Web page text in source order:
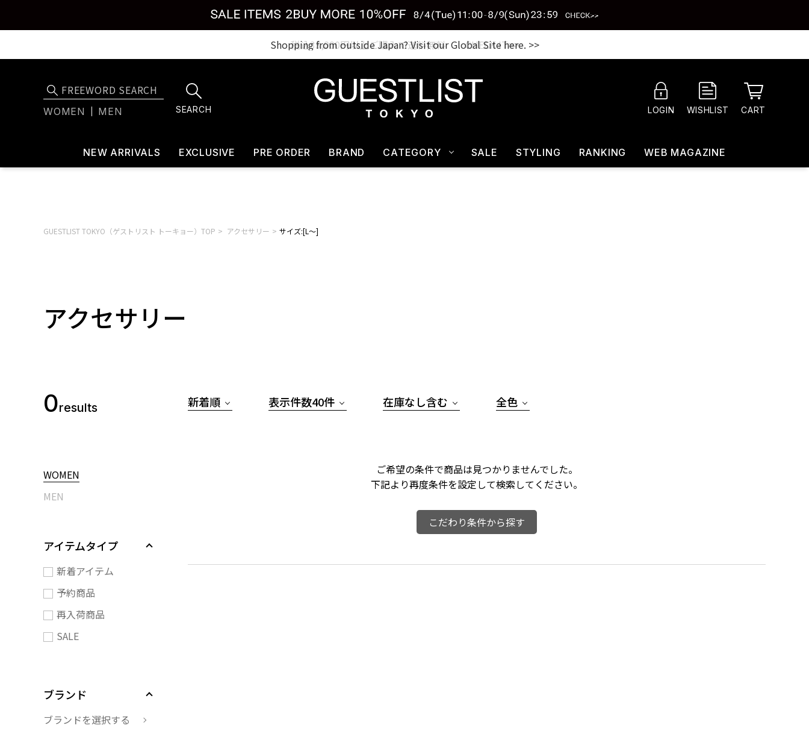
税込33,000円以上ご購入で送料無料 CHECK IT>>
WOMEN MEN SEARCH LOGIN WISHLIST CART
NEW ARRIVALS EXCLUSIVE PRE ORDER BRAND CATEGORY SALE STYLING RANKING WEB MAGAZINE
GUESTLIST TOKYO（ゲストリスト トーキョー）TOP アクセサリー サイズ:[L～]
アクセサリー
0results
WOMEN
MEN
アイテムタイプ
新着アイテム
予約商品
再入荷商品
SALE
ブランド
ブランドを選択する
新着順 表示件数40件 在庫なし含む 全色
ご希望の条件で商品は見つかりませんでした。
下記より再度条件を設定して検索してください。
こだわり条件から探す